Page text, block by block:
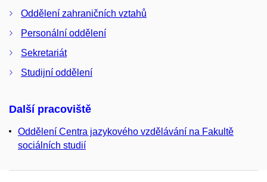
Oddělení zahraničních vztahů
Personální oddělení
Sekretariát
Studijní oddělení
Další pracoviště
Oddělení Centra jazykového vzdělávání na Fakultě
sociálních studií